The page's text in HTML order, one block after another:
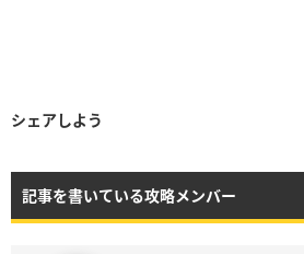
シェアしよう
記事を書いている攻略メンバー